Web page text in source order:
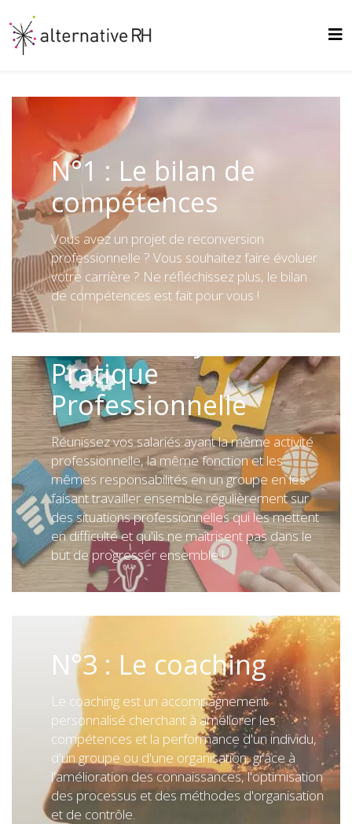
N°1 : Le bilan de
compétences
Vous avez un projet de reconversion
professionnelle ? Vous souhaitez faire évoluer
votre carrière ? Ne réfléchissez plus, le bilan
de compétences est fait pour vous !
N°2 : L'Analyse de la
Pratique
Professionnelle
Réunissez vos salariés ayant la même activité
professionnelle, la même fonction et les
mêmes responsabilités en un groupe en les
faisant travailler ensemble régulièrement sur
des situations professionnelles qui les mettent
en difficulté et qu'ils ne maîtrisent pas dans le
but de progresser ensemble !
N°3 : Le coaching
Le coaching est un accompagnement
personnalisé cherchant à améliorer les
compétences et la performance d'un individu,
d'un groupe ou d'une organisation, grâce à
l'amélioration des connaissances, l'optimisation
des processus et des méthodes d'organisation
et de contrôle.